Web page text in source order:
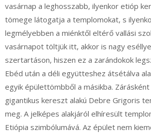
vasárnap a leghosszabb, ilyenkor etióp
tömege látogatja a templomokat, s
legmélyebben a miénktől eltérő vallási
vasárnapot töltjük itt, akkor is nagy
szertartáson, hiszen ez a zarándokok
Ebéd után a déli együtteshez átsétálva
egyik épülettömbből a másikba.
gigantikus kereszt alakú Debre Grigoris
meg. A jelképes alakjáról elhíresült
Etiópia szimbólumává. Az épület nem